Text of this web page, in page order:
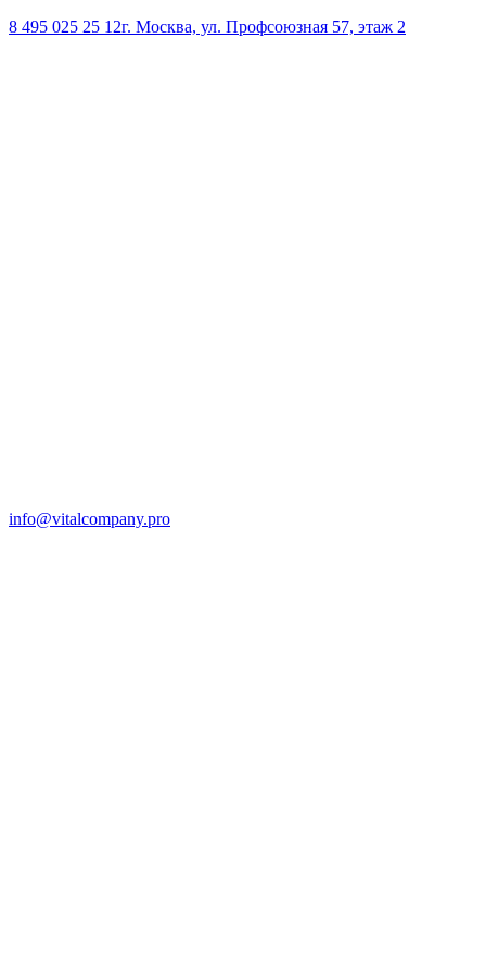
8 495 025 25 12г. Москва, ул. Профсоюзная 57, этаж 2
info@vitalcompany.pro